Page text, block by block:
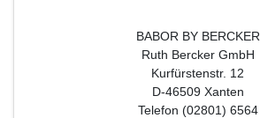
BABOR BY BERCKER
Ruth Bercker GmbH
Kurfürstenstr. 12
D-46509 Xanten
Telefon (02801) 6564